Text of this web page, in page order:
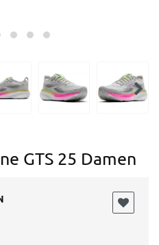
GTS 25 Damen